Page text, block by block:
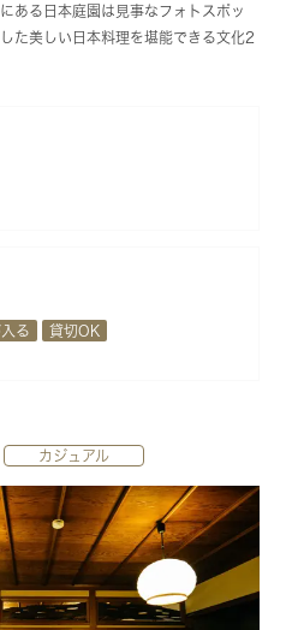
ある日本庭園は見事なフォトスポッ
た美しい日本料理を堪能できる文化2
る 貸切OK
カジュアル